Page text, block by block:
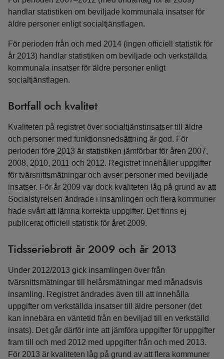
handlar statistiken om beviljade kommunala insatser för
äldre personer enligt socialtjänstlagen.
För perioden från och med 2014 (ingen officiell statistik för
år 2013) handlar statistiken om beviljade och verkställda
kommunala insatser för äldre personer enligt
socialtjänstlagen.
Bortfall och kvalitet
Kvaliteten på registret över socialtjänstinsatser till äldre
och personer med funktionsnedsättning är god. För
perioden före 2013 är statistiken jämförbar för åren 2007,
2008, 2010, 2011 och 2012. Registret innehåller uppgifter
för tvärsnittsmätningar och avser personer med beviljade
insatser. För år 2009 var dock kvaliteten låg på grund av att
Socialstyrelsen ändrade i insamlingen och flera kommuner
hade svårt att lämna korrekta uppgifter. Det finns ej
publicerat officiell statistik för året 2009.
Tidsseriebrott år 2009 och år 2013
Under 2012/2013 gick insamlingen över från
tvärsnittsmätningar till helårsmätningar med månadsvis
insamling. Registret ändrades även till att innehålla
uppgifter om verkställda insatser till äldre personer (det
kan innebära en väntetid från en beviljad till en verkställd
insats). Det går därför inte att jämföra uppgifter för uppgifter
fram till och med 2012 med uppgifter från och med 2013.
För 2013 är kvaliteten låg på grund av att flera kommuner